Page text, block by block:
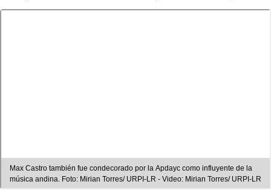
Max Castro también fue condecorado por la Apdayc como influyente de la
música andina. Foto: Mirian Torres/ URPI-LR - Video: Mirian Torres/ URPI-LR